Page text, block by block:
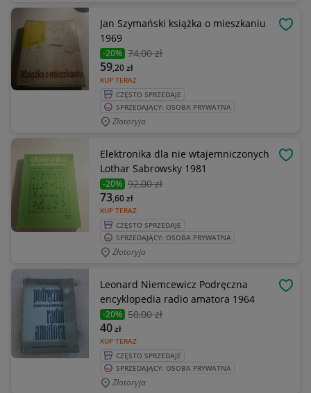
Jan Szymański książka o mieszkaniu
1969
-20% 74,00 zł
KUP TERAZ
59,20zł
CZĘSTO SPRZEDAJE
SPRZEDAJĄCY: OSOBA PRYWATNA
Złotoryja
Elektronika dla nie wtajemniczonych
Lothar Sabrowsky 1981
-20% 92,00 zł
KUP TERAZ
73,60zł
CZĘSTO SPRZEDAJE
SPRZEDAJĄCY: OSOBA PRYWATNA
Złotoryja
Leonard Niemcewicz Podręczna
encyklopedia radio amatora 1964
-20% 50,00 zł
KUP TERAZ
40zł
CZĘSTO SPRZEDAJE
SPRZEDAJĄCY: OSOBA PRYWATNA
Złotoryja